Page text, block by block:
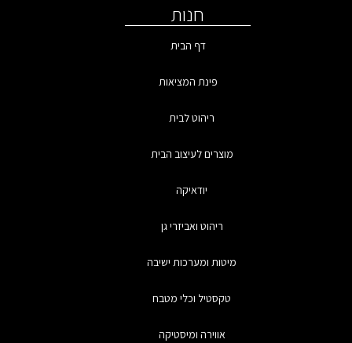
חנות
דף הבית
פינת המציאות
ריהוט לבית
מוצרים לעיצוב הבית
יודאיקה
ריהוט ואביזרי גן
מיטות ומערכות ישיבה
טקסטיל וכלי מטבח
אווירה ומיסטיקה